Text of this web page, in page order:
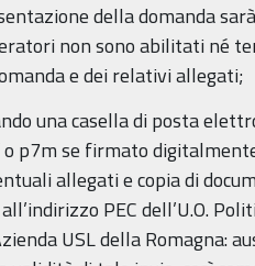
della domanda
non sono abilitati né
e dei relativi allegati;
una casella di posta
p7m se firmato
allegati e copia di
PEC dell’U.O.
USL della Romagna: